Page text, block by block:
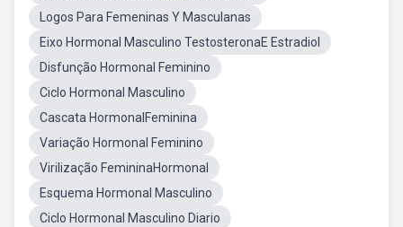
Logos Para Femeninas Y Masculanas
Eixo Hormonal Masculino TestosteronaE Estradiol
Disfunção Hormonal Feminino
Ciclo Hormonal Masculino
Cascata HormonalFeminina
Variação Hormonal Feminino
Virilização FemininaHormonal
Esquema Hormonal Masculino
Ciclo Hormonal Masculino Diario